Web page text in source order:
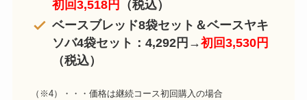
初回3,518円
（税込）
ベースブレッド8袋セット＆ベースヤキ
ソバ4袋セット：4,292円→初回3,530円
（税込）
（※4）・・・価格は継続コース初回購入の場合